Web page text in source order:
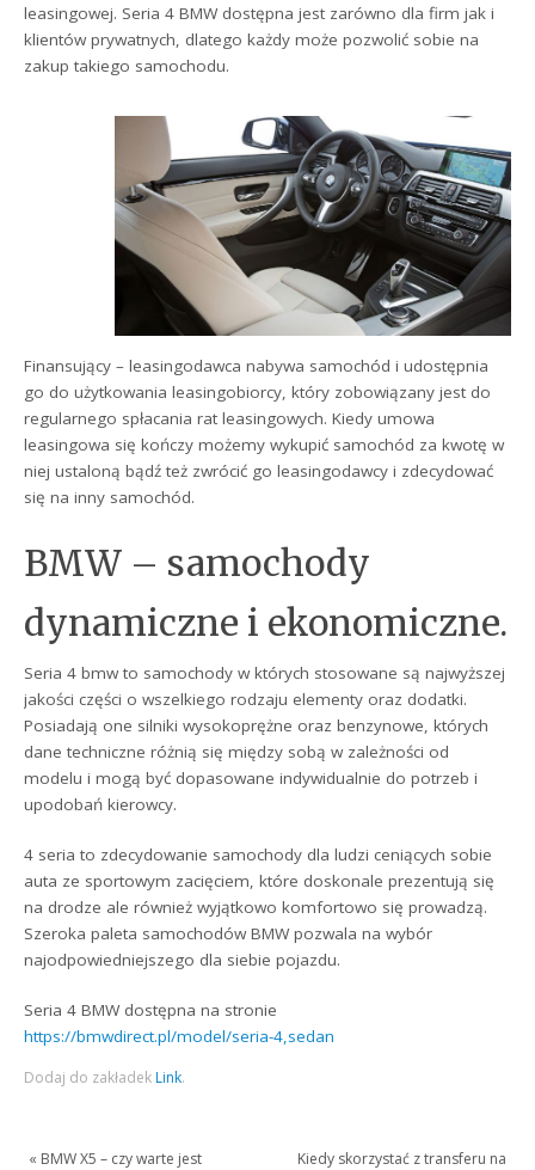
leasingowej. Seria 4 BMW dostępna jest zarówno dla firm jak i
klientów prywatnych, dlatego każdy może pozwolić sobie na
zakup takiego samochodu.
Finansujący – leasingodawca nabywa samochód i udostępnia
go do użytkowania leasingobiorcy, który zobowiązany jest do
regularnego spłacania rat leasingowych. Kiedy umowa
leasingowa się kończy możemy wykupić samochód za kwotę w
niej ustaloną bądź też zwrócić go leasingodawcy i zdecydować
się na inny samochód.
BMW – samochody
dynamiczne i ekonomiczne.
Seria 4 bmw to samochody w których stosowane są najwyższej
jakości części o wszelkiego rodzaju elementy oraz dodatki.
Posiadają one silniki wysokoprężne oraz benzynowe, których
dane techniczne różnią się między sobą w zależności od
modelu i mogą być dopasowane indywidualnie do potrzeb i
upodobań kierowcy.
4 seria to zdecydowanie samochody dla ludzi ceniących sobie
auta ze sportowym zacięciem, które doskonale prezentują się
na drodze ale również wyjątkowo komfortowo się prowadzą.
Szeroka paleta samochodów BMW pozwala na wybór
najodpowiedniejszego dla siebie pojazdu.
Seria 4 BMW dostępna na stronie
https://bmwdirect.pl/model/seria-4,sedan
Dodaj do zakładek Link.
« BMW X5 – czy warte jest
Kiedy skorzystać z transferu na